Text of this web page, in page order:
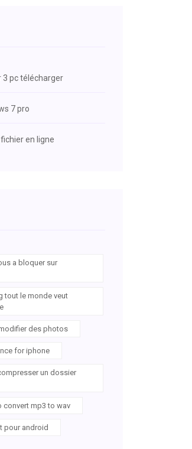
3 pc télécharger
7 pro
en ligne
a bloquer sur
tout le monde veut
des photos
for iphone
un dossier
convert mp3 to wav
pour android